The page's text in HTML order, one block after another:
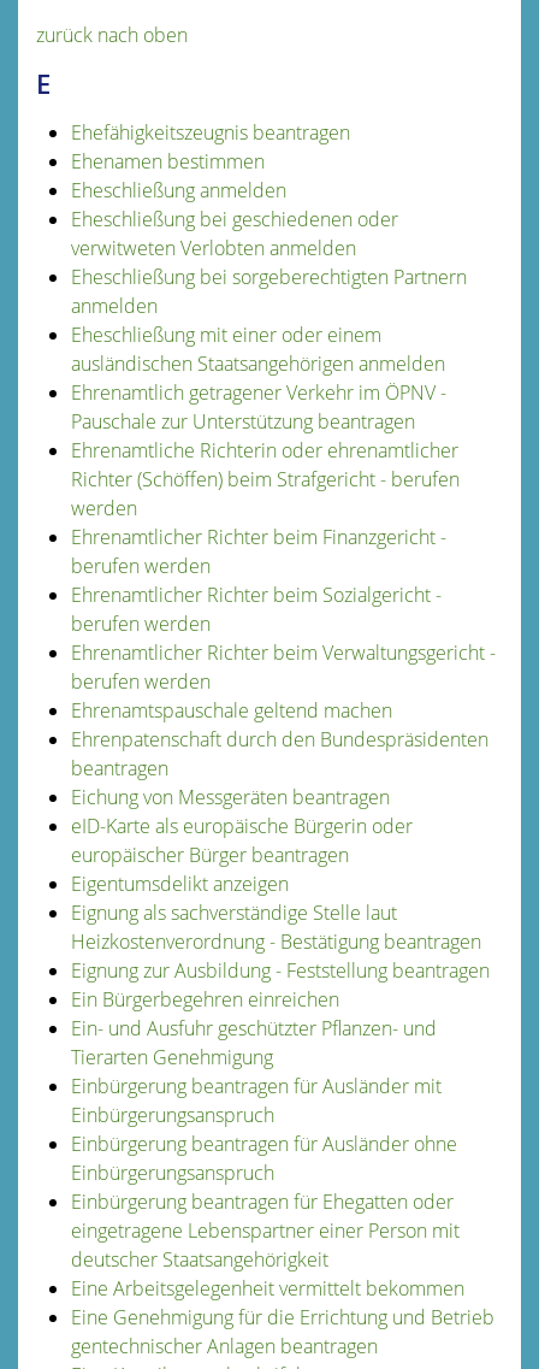
zurück nach oben
E
Ehefähigkeitszeugnis beantragen
Ehenamen bestimmen
Eheschließung anmelden
Eheschließung bei geschiedenen oder
verwitweten Verlobten anmelden
Eheschließung bei sorgeberechtigten Partnern
anmelden
Eheschließung mit einer oder einem
ausländischen Staatsangehörigen anmelden
Ehrenamtlich getragener Verkehr im ÖPNV -
Pauschale zur Unterstützung beantragen
Ehrenamtliche Richterin oder ehrenamtlicher
Richter (Schöffen) beim Strafgericht - berufen
werden
Ehrenamtlicher Richter beim Finanzgericht -
berufen werden
Ehrenamtlicher Richter beim Sozialgericht -
berufen werden
Ehrenamtlicher Richter beim Verwaltungsgericht -
berufen werden
Ehrenamtspauschale geltend machen
Ehrenpatenschaft durch den Bundespräsidenten
beantragen
Eichung von Messgeräten beantragen
eID-Karte als europäische Bürgerin oder
europäischer Bürger beantragen
Eigentumsdelikt anzeigen
Eignung als sachverständige Stelle laut
Heizkostenverordnung - Bestätigung beantragen
Eignung zur Ausbildung - Feststellung beantragen
Ein Bürgerbegehren einreichen
Ein- und Ausfuhr geschützter Pflanzen- und
Tierarten Genehmigung
Einbürgerung beantragen für Ausländer mit
Einbürgerungsanspruch
Einbürgerung beantragen für Ausländer ohne
Einbürgerungsanspruch
Einbürgerung beantragen für Ehegatten oder
eingetragene Lebenspartner einer Person mit
deutscher Staatsangehörigkeit
Eine Arbeitsgelegenheit vermittelt bekommen
Eine Genehmigung für die Errichtung und Betrieb
gentechnischer Anlagen beantragen